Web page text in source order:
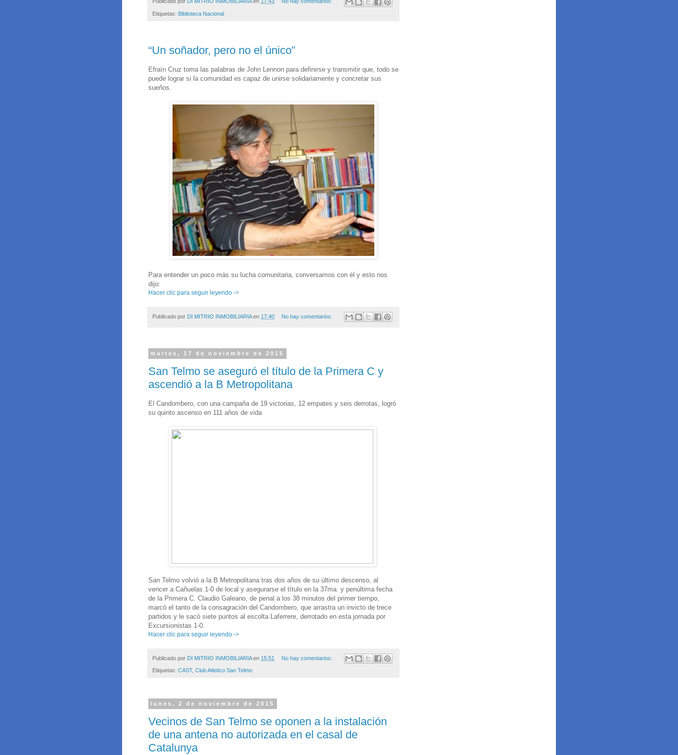
Etiquetas: Biblioteca Nacional
“Un soñador, pero no el único”
Efraín Cruz toma las palabras de John Lennon para definirse y transmitir que, todo se
puede lograr si la comunidad es capaz de unirse solidariamente y concretar sus
sueños.
Para entender un poco más su lucha comunitaria, conversamos con él y esto nos
dijo:
Hacer clic para seguir leyendo ->
Publicado por DI MITRIO INMOBILIARIA en 17:40 No hay comentarios:
martes, 17 de noviembre de 2015
San Telmo se aseguró el título de la Primera C y
ascendió a la B Metropolitana
El Candombero, con una campaña de 19 victorias, 12 empates y seis derrotas, logró
su quinto ascenso en 111 años de vida
San Telmo volvió a la B Metropolitana tras dos años de su último descenso, al
vencer a Cañuelas 1-0 de local y asegurarse el título en la 37ma. y penúltima fecha
de la Primera C. Claudio Galeano, de penal a los 38 minutos del primer tiempo,
marcó el tanto de la consagración del Candombero, que arrastra un invicto de trece
partidos y le sacó siete puntos al escolta Laferrere, derrotado en esta jornada por
Excursionistas 1-0.
Hacer clic para seguir leyendo ->
Publicado por DI MITRIO INMOBILIARIA en 15:51 No hay comentarios:
Etiquetas: CAST, Club Atletico San Telmo
lunes, 2 de noviembre de 2015
Vecinos de San Telmo se oponen a la instalación
de una antena no autorizada en el casal de
Catalunya